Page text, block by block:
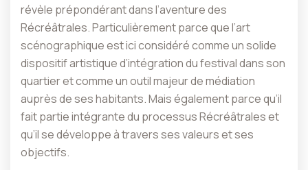
révèle prépondérant dans l’aventure des
Récréâtrales. Particulièrement parce que l’art
scénographique est ici considéré comme un solide
dispositif artistique d’intégration du festival dans son
quartier et comme un outil majeur de médiation
auprès de ses habitants. Mais également parce qu’il
fait partie intégrante du processus Récréâtrales et
qu’il se développe à travers ses valeurs et ses
objectifs.